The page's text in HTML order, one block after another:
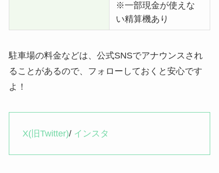
※一部現金が使えな
い精算機あり
駐車場の料金などは、公式SNSでアナウンスされ
ることがあるので、フォローしておくと安心です
よ！
X(旧Twitter)/ インスタ